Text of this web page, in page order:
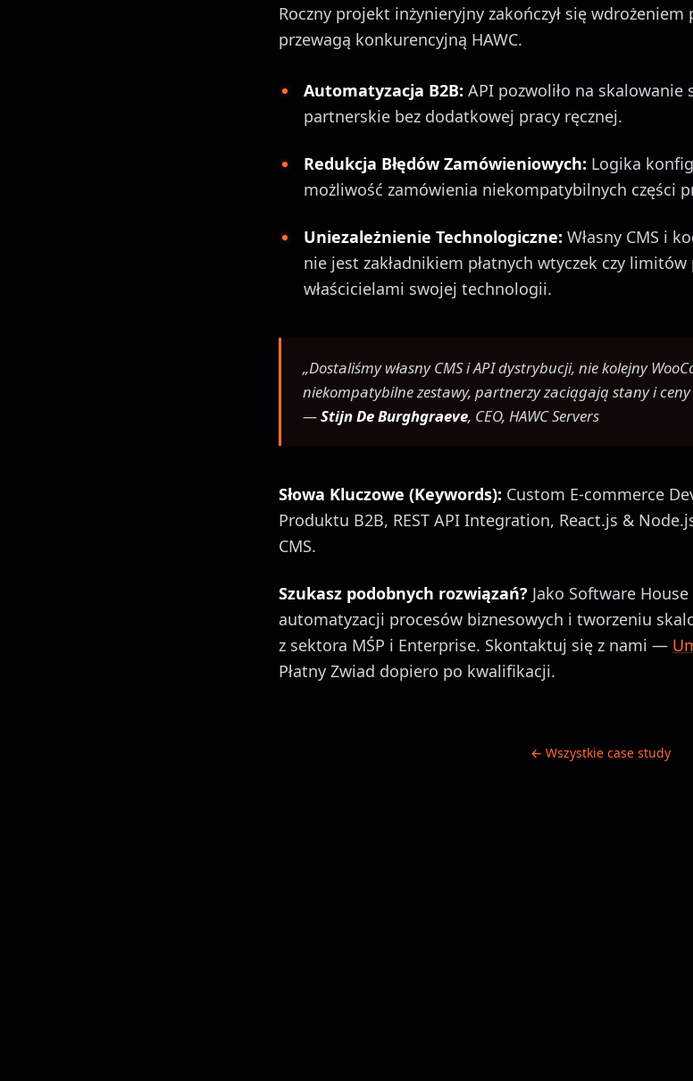
Roczny projekt inżynieryjny zakończył się
przewagą konkurencyjną HAWC.
Automatyzacja B2B: API pozwoliło na skalowanie
partnerskie bez dodatkowej pracy ręcznej.
Redukcja Błędów Zamówieniowych: Logika
możliwość zamówienia niekompatybilnych części
Uniezależnienie Technologiczne: Własny CMS i
nie jest zakładnikiem płatnych wtyczek czy limitów
właścicielami swojej technologii.
„Dostaliśmy własny CMS i API dystrybucji, nie kolejny
niekompatybilne zestawy, partnerzy zaciągają stany i ceny
—Stijn De Burghgraeve, CEO, HAWC Servers
Słowa Kluczowe (Keywords): Custom E-commerce
Produktu B2B, REST API Integration, React.js &
CMS.
Szukasz podobnych rozwiązań? Jako Software
automatyzacji procesów biznesowych i tworzeniu
z sektora MŚP i Enterprise. Skontaktuj się z nami —
Płatny Zwiad dopiero po kwalifikacji.
← Wszystkie case study